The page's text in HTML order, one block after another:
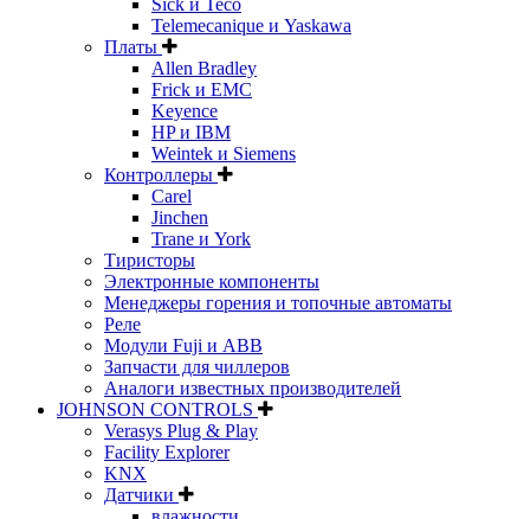
Telemecanique и Yaskawa
Платы
Allen Bradley
Frick и EMC
Keyence
HP и IBM
Weintek и Siemens
Контроллеры
Carel
Jinchen
Trane и York
Тиристоры
Электронные компоненты
Менеджеры горения и топочные автоматы
Реле
Модули Fuji и ABB
Запчасти для чиллеров
Аналоги известных производителей
JOHNSON CONTROLS
Verasys Plug & Play
Facility Explorer
KNX
Датчики